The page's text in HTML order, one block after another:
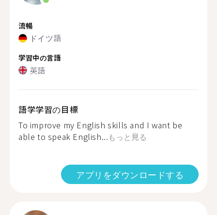
流暢
ドイツ語
学習中の言語
英語
語学学習の目標
To improve my English skills and I want be
able to speak English...もっと見る
アプリをダウンロードする